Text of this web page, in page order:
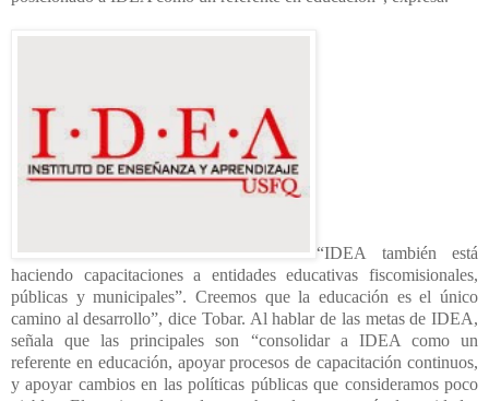
“IDEA también está
haciendo capacitaciones a entidades educativas fiscomisionales,
públicas y municipales”. Creemos que la educación es el único
camino al desarrollo”, dice Tobar. Al hablar de las metas de IDEA,
señala que las principales son “consolidar a IDEA como un
referente en educación, apoyar procesos de capacitación continuos,
y apoyar cambios en las políticas públicas que consideramos poco